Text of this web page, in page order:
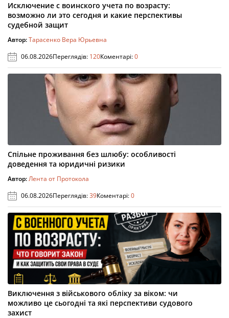
Исключение с воинского учета по возрасту:
возможно ли это сегодня и какие перспективы
судебной защит
Автор:Тарасенко Вера Юрьевна
06.08.2026Переглядів: 120Коментарі:0
Спільне проживання без шлюбу: особливості
доведення та юридичні ризики
Автор:Лента от Протокола
06.08.2026Переглядів:39Коментарі:0
Виключення з військового обліку за віком: чи
можливо це сьогодні та які перспективи судового
захист